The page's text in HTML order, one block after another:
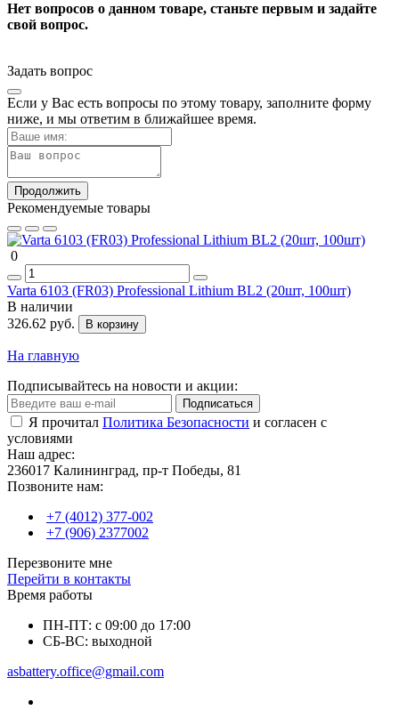
Нет вопросов о данном товаре, станьте первым и задайте
свой вопрос.
Задать вопрос
Если у Вас есть вопросы по этому товару, заполните форму
ниже, и мы ответим в ближайшее время.
Продолжить
Рекомендуемые товары
0
Varta 6103 (FR03) Professional Lithium BL2 (20шт, 100шт)
В наличии
326.62 руб.
В корзину
На главную
Подписывайтесь на новости и акции:
Подписаться
Я прочитал Политика Безопасности и согласен с
условиями
Наш адрес:
236017 Калининград,​ пр-т Победы, 81
Позвоните нам:
+7 (4012) 377-002
+7 (906) 2377002
Перезвоните мне
Перейти в контакты
Время работы
ПН-ПТ: с 09:00 до 17:00
СБ-ВС: выходной
asbattery.office@gmail.com